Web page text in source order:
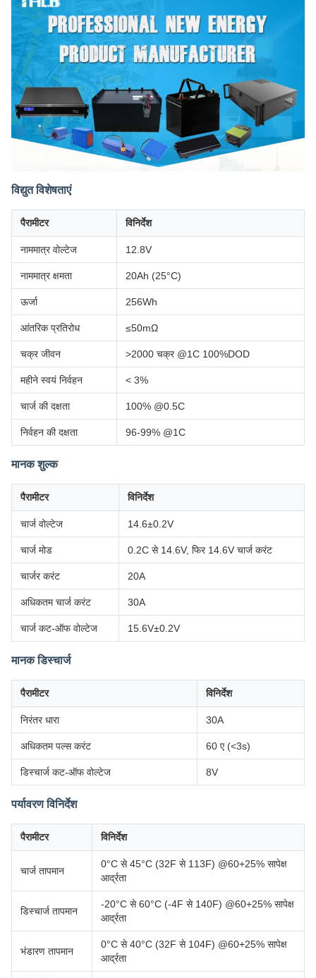
विद्युत विशेषताएं
पैरामीटर विनिर्देश
नाममात्र वोल्टेज 12.8V
नाममात्र क्षमता 20Ah (25°C)
ऊर्जा 256Wh
आंतरिक प्रतिरोध ≤50mΩ
चक्र जीवन >2000 चक्र @1C 100%DOD
महीने स्वयं निर्वहन < 3%
चार्ज की दक्षता 100% @0.5C
निर्वहन की दक्षता 96-99% @1C
मानक शुल्क
पैरामीटर विनिर्देश
चार्ज वोल्टेज 14.6±0.2V
चार्ज मोड 0.2C से 14.6V, फिर 14.6V चार्ज करंट
चार्जर करंट 20A
अधिकतम चार्ज करंट 30A
चार्ज कट-ऑफ वोल्टेज 15.6V±0.2V
मानक डिस्चार्ज
पैरामीटर विनिर्देश
निरंतर धारा 30A
अधिकतम पल्स करंट 60 ए (<3s)
डिस्चार्ज कट-ऑफ वोल्टेज 8V
पर्यावरण विनिर्देश
पैरामीटर विनिर्देश
चार्ज तापमान
0°C से 45°C (32F से 113F) @60+25% सापेक्ष
आर्द्रता
डिस्चार्ज तापमान
-20°C से 60°C (-4F से 140F) @60+25% सापेक्ष
आर्द्रता
भंडारण तापमान
0°C से 40°C (32F से 104F) @60+25% सापेक्ष
आर्द्रता